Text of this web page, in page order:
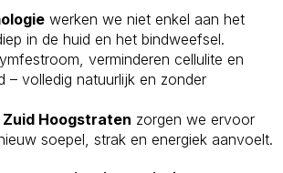
werken we niet enkel aan het
in de huid en het bindweefsel.
verminderen cellulite en
– volledig natuurlijk en zonder
Hoogstraten zorgen we ervoor
soepel, strak en energiek aanvoelt.